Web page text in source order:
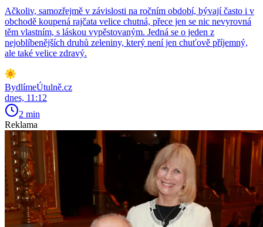
Ačkoliv, samozřejmě v závislosti na ročním období, bývají často i v
obchodě koupená rajčata velice chutná, přece jen se nic nevyrovná
těm vlastním, s láskou vypěstovaným. Jedná se o jeden z
nejoblíbenějších druhů zeleniny, který není jen chuťově příjemný,
ale také velice zdravý.
BydlímeÚtulně.cz
dnes, 11:12
2 min
Reklama